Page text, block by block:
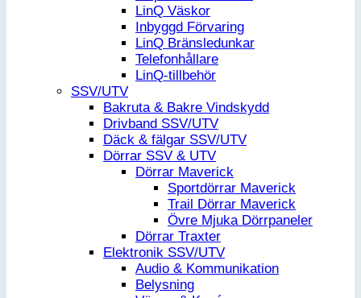
LinQ Väskor
Inbyggd Förvaring
LinQ Bränsledunkar
Telefonhållare
LinQ-tillbehör
SSV/UTV
Bakruta & Bakre Vindskydd
Drivband SSV/UTV
Däck & fälgar SSV/UTV
Dörrar SSV & UTV
Dörrar Maverick
Sportdörrar Maverick
Trail Dörrar Maverick
Övre Mjuka Dörrpaneler
Dörrar Traxter
Elektronik SSV/UTV
Audio & Kommunikation
Belysning